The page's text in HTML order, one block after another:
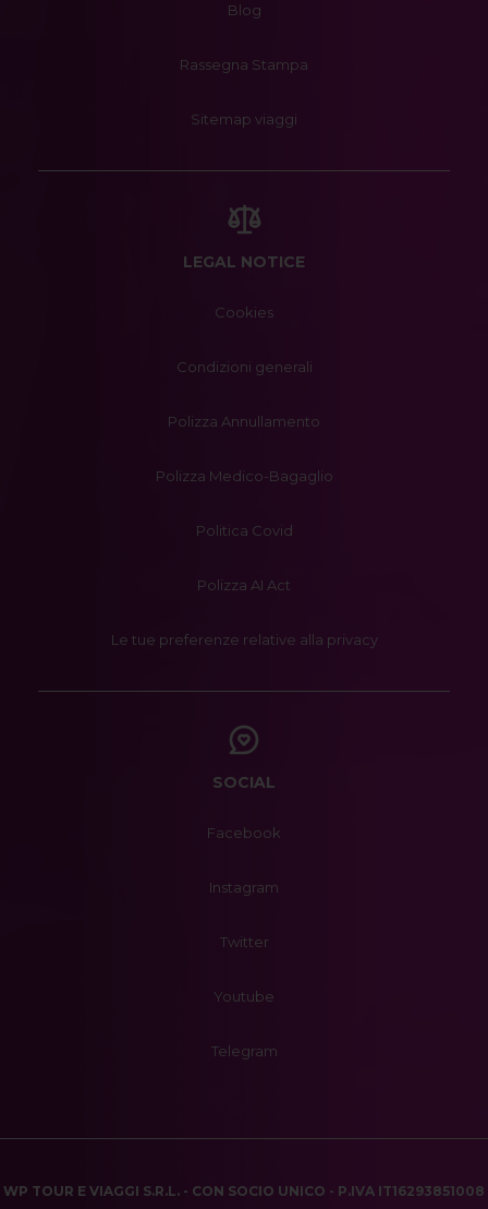
Blog
Rassegna Stampa
Sitemap viaggi
LEGAL NOTICE
Cookies
Condizioni generali
Polizza Annullamento
Polizza Medico-Bagaglio
Politica Covid
Polizza AI Act
Le tue preferenze relative alla privacy
SOCIAL
Facebook
Instagram
Twitter
Youtube
Telegram
WP TOUR E VIAGGI S.R.L. - CON SOCIO UNICO - P.IVA IT16293851008